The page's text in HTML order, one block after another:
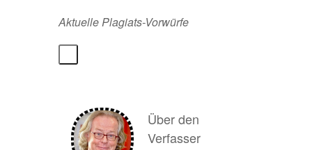
Aktuelle Plagiats-Vorwürfe
Über den
Verfasser